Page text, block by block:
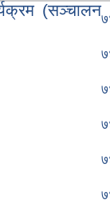
(सञ्चालन